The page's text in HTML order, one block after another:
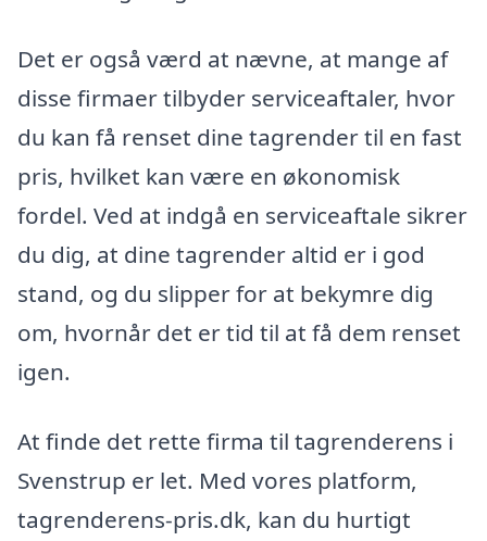
Det er også værd at nævne, at mange af
disse firmaer tilbyder serviceaftaler, hvor
du kan få renset dine tagrender til en fast
pris, hvilket kan være en økonomisk
fordel. Ved at indgå en serviceaftale sikrer
du dig, at dine tagrender altid er i god
stand, og du slipper for at bekymre dig
om, hvornår det er tid til at få dem renset
igen.
At finde det rette firma til tagrenderens i
Svenstrup er let. Med vores platform,
tagrenderens-pris.dk, kan du hurtigt